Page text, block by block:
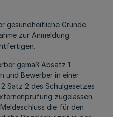
gesundheitliche Gründe
zur Anmeldung
gemäß Absatz 1
und Bewerber in einer
Satz 2 des Schulgesetzes
zugelassen
die für den